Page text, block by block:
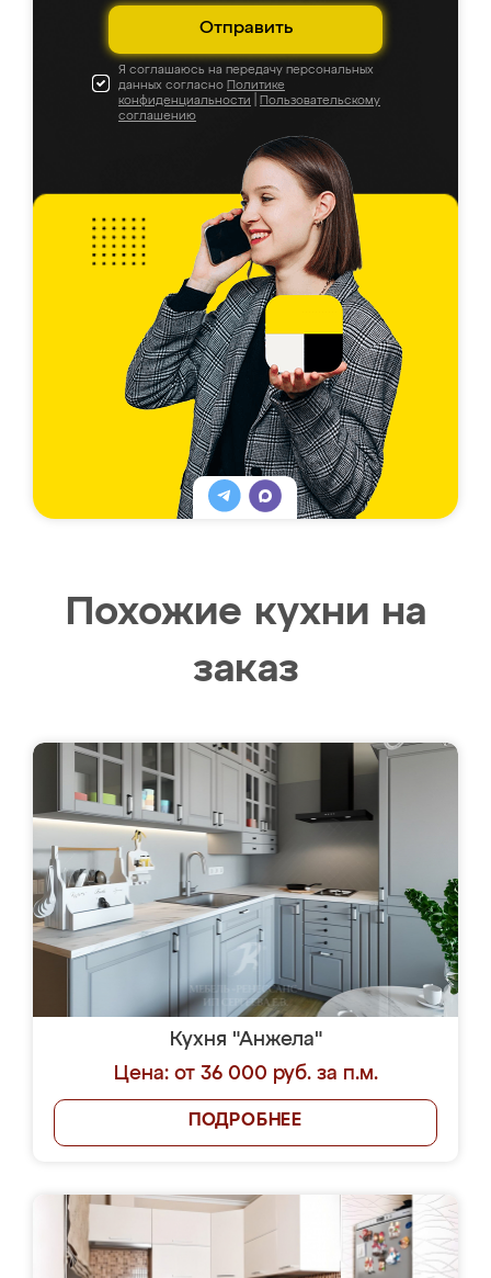
Отправить
Я соглашаюсь на передачу персональных
данных согласно Политике
конфиденциальности
Пользовательскому
соглашению
Похожие кухни на
заказ
Кухня "Анжела"
Цена: от 36 000 руб. за п.м.
ПОДРОБНЕЕ